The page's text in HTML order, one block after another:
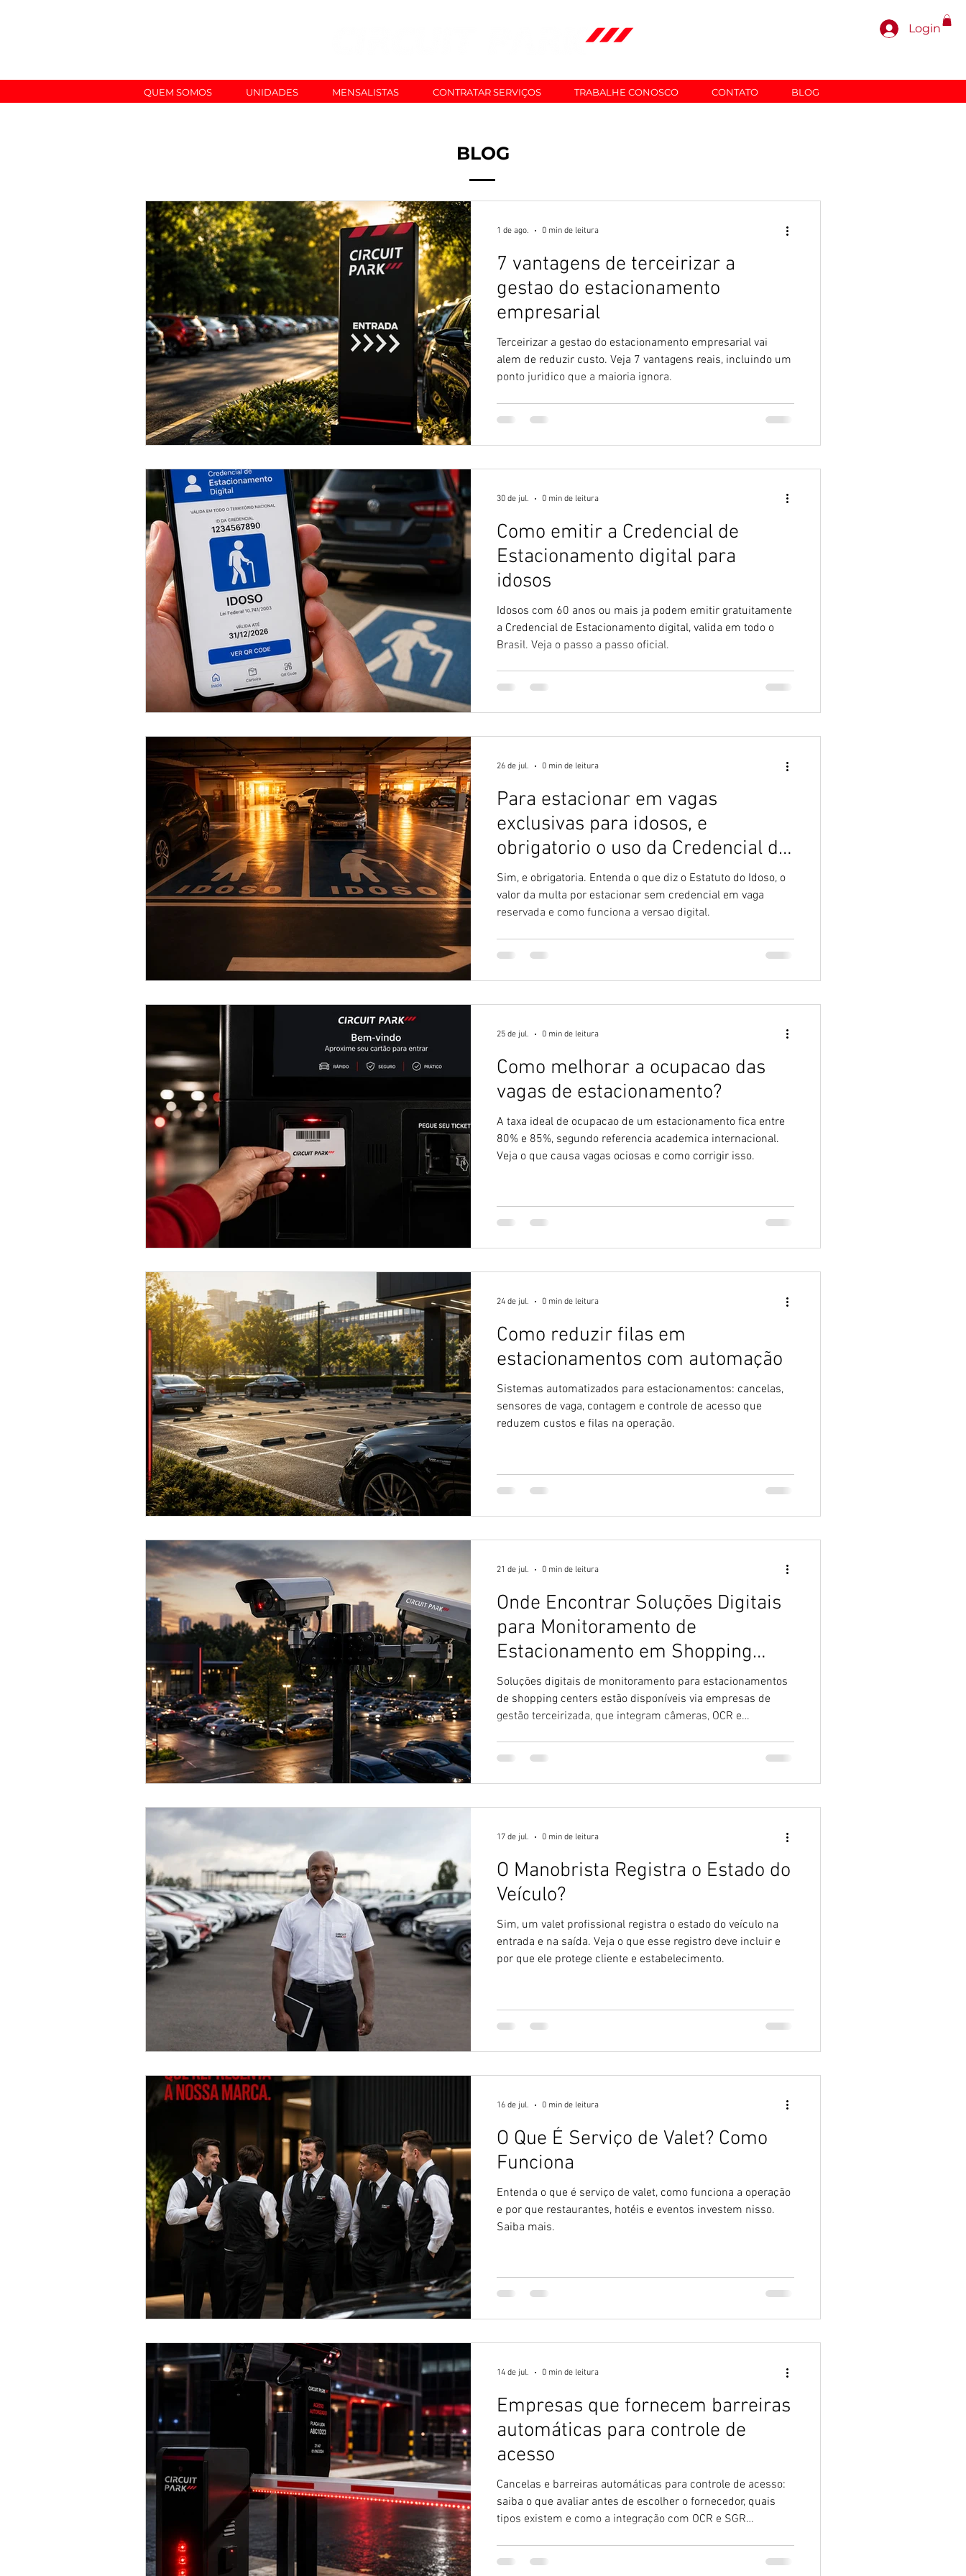
Login
BLOG
7 vantagens de terceirizar a
gestao do estacionamento
empresarial
Terceirizar a gestao do estacionamento empresarial vai
alem de reduzir custo. Veja 7 vantagens reais, incluindo um
ponto juridico que a maioria ignora.
1 de ago. 0 min de leitura
Como emitir a Credencial de
Estacionamento digital para
idosos
Idosos com 60 anos ou mais ja podem emitir gratuitamente
a Credencial de Estacionamento digital, valida em todo o
Brasil. Veja o passo a passo oficial.
30 de jul. 0 min de leitura
Para estacionar em vagas
exclusivas para idosos, e
obrigatorio o uso da Credencial de
Estacionamento?
Sim, e obrigatoria. Entenda o que diz o Estatuto do Idoso, o
valor da multa por estacionar sem credencial em vaga
reservada e como funciona a versao digital.
26 de jul. 0 min de leitura
Como melhorar a ocupacao das
vagas de estacionamento?
A taxa ideal de ocupacao de um estacionamento fica entre
80% e 85%, segundo referencia academica internacional.
Veja o que causa vagas ociosas e como corrigir isso.
25 de jul. 0 min de leitura
Como reduzir filas em
estacionamentos com automação
Sistemas automatizados para estacionamentos: cancelas,
sensores de vaga, contagem e controle de acesso que
reduzem custos e filas na operação.
24 de jul. 0 min de leitura
Onde Encontrar Soluções Digitais
para Monitoramento de
Estacionamento em Shopping
Centers?
Soluções digitais de monitoramento para estacionamentos
de shopping centers estão disponíveis via empresas de
gestão terceirizada, que integram câmeras, OCR e
21 de jul. 0 min de leitura
O Manobrista Registra o Estado do
Veículo?
Sim, um valet profissional registra o estado do veículo na
entrada e na saída. Veja o que esse registro deve incluir e
por que ele protege cliente e estabelecimento.
17 de jul. 0 min de leitura
O Que É Serviço de Valet? Como
Funciona
Entenda o que é serviço de valet, como funciona a operação
e por que restaurantes, hotéis e eventos investem nisso.
Saiba mais.
16 de jul. 0 min de leitura
Empresas que fornecem barreiras
automáticas para controle de
acesso
Cancelas e barreiras automáticas para controle de acesso:
saiba o que avaliar antes de escolher o fornecedor, quais
tipos existem e como a integração com OCR e SGR
14 de jul. 0 min de leitura
QUEM SOMOS UNIDADES MENSALISTAS CONTRATAR SERVIÇOS TRABALHE CONOSCO CONTATO BLOG